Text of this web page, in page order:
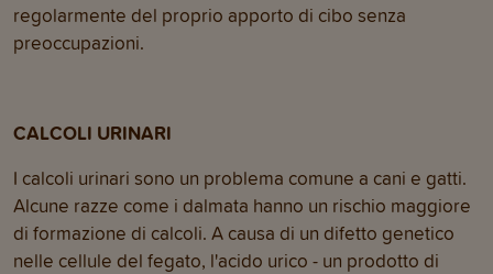
regolarmente del proprio apporto di cibo senza
preoccupazioni.
CALCOLI URINARI
I calcoli urinari sono un problema comune a cani e gatti.
Alcune razze come i dalmata hanno un rischio maggiore
di formazione di calcoli. A causa di un difetto genetico
nelle cellule del fegato, l'acido urico - un prodotto di